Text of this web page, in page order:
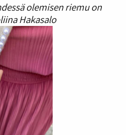
olemisen riemu on
Hakasalo